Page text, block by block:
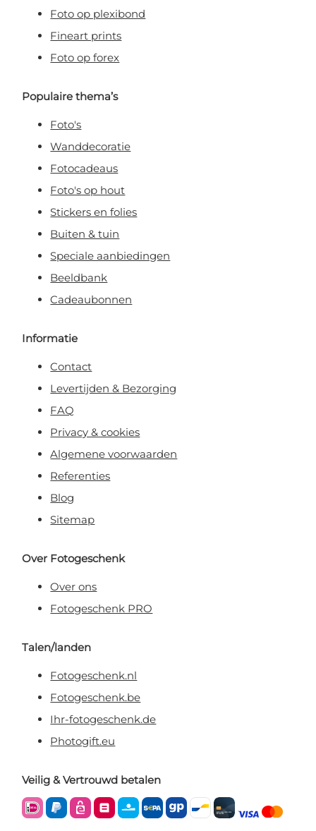
Foto op plexibond
Fineart prints
Foto op forex
Populaire thema’s
Foto's
Wanddecoratie
Fotocadeaus
Foto's op hout
Stickers en folies
Buiten & tuin
Speciale aanbiedingen
Beeldbank
Cadeaubonnen
Informatie
Contact
Levertijden & Bezorging
FAQ
Privacy & cookies
Algemene voorwaarden
Referenties
Blog
Sitemap
Over Fotogeschenk
Over ons
Fotogeschenk PRO
Talen/landen
Fotogeschenk.nl
Fotogeschenk.be
Ihr-fotogeschenk.de
Photogift.eu
Veilig & Vertrouwd betalen